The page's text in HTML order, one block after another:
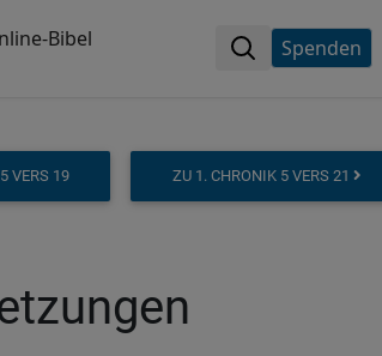
Bibel Spenden
VERS 19 ZU 1. CHRONIK 5 VERS 21